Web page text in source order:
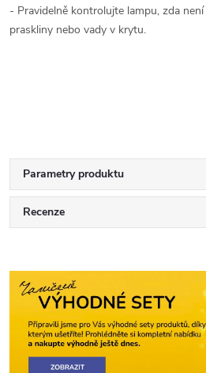
- Pravidelně kontrolujte lampu, zda
praskliny nebo vady v krytu.
Parametry produktu
Recenze